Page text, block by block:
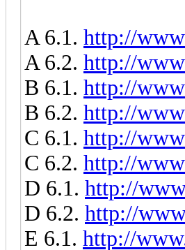
A 6.1. http://
A 6.2. http://
B 6.1. http://
B 6.2. http://
C 6.1. http://
C 6.2. http://
D 6.1. http://
D 6.2. http://
E 6.1. http://